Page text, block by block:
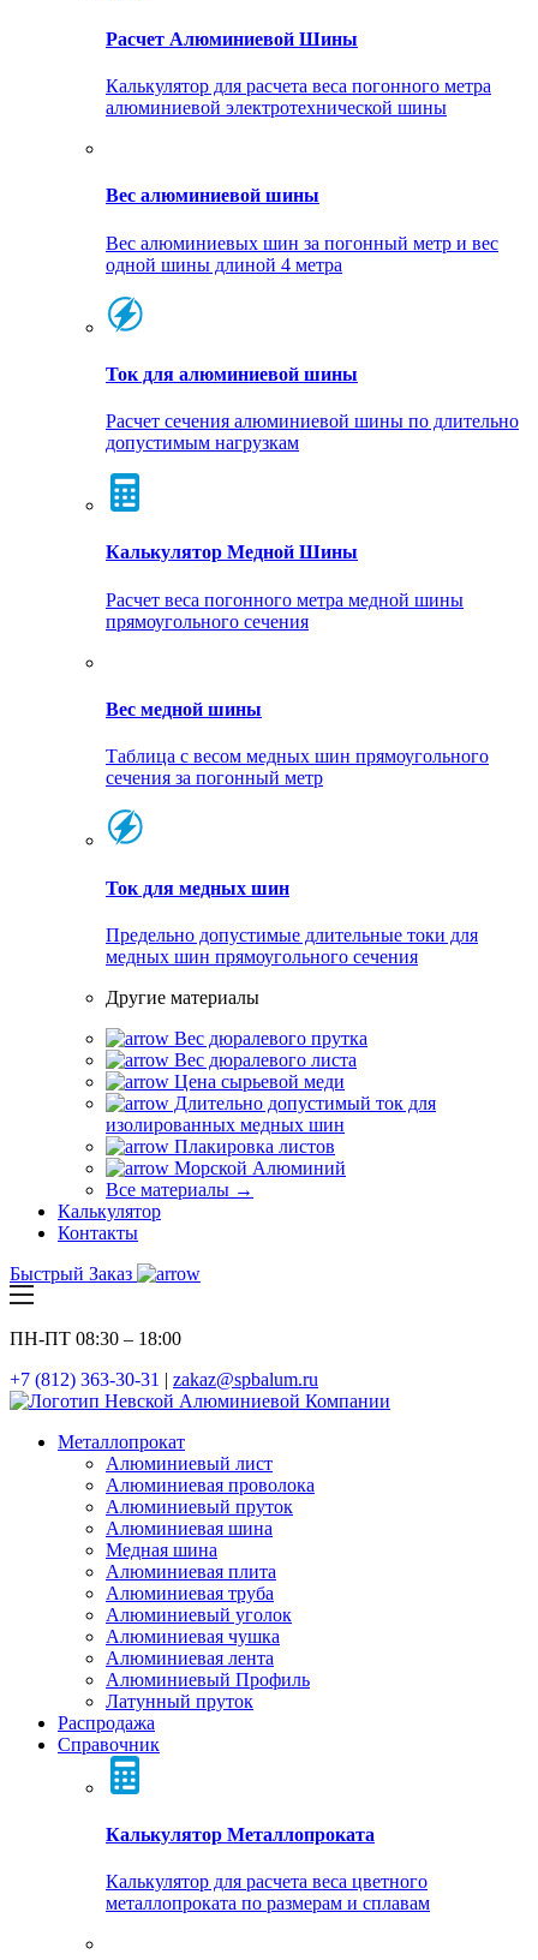
Расчет Алюминиевой Шины
Калькулятор для расчета веса погонного метра
алюминиевой электротехнической шины
Вес алюминиевой шины
Вес алюминиевых шин за погонный метр и вес
одной шины длиной 4 метра
Ток для алюминиевой шины
Расчет сечения алюминиевой шины по длительно
допустимым нагрузкам
Калькулятор Медной Шины
Расчет веса погонного метра медной шины
прямоугольного сечения
Вес медной шины
Таблица с весом медных шин прямоугольного
сечения за погонный метр
Ток для медных шин
Предельно допустимые длительные токи для
медных шин прямоугольного сечения
Другие материалы
Вес дюралевого прутка
Вес дюралевого листа
Цена сырьевой меди
Длительно допустимый ток для
изолированных медных шин
Плакировка листов
Морской Алюминий
Все материалы →
Калькулятор
Контакты
Быстрый Заказ
ПН-ПТ 08:30 – 18:00
+7 (812) 363-30-31 | zakaz@spbalum.ru
Металлопрокат
Алюминиевый лист
Алюминиевая проволока
Алюминиевый пруток
Алюминиевая шина
Медная шина
Алюминиевая плита
Алюминиевая труба
Алюминиевый уголок
Алюминиевая чушка
Алюминиевая лента
Алюминиевый Профиль
Латунный пруток
Распродажа
Справочник
Калькулятор Металлопроката
Калькулятор для расчета веса цветного
металлопроката по размерам и сплавам